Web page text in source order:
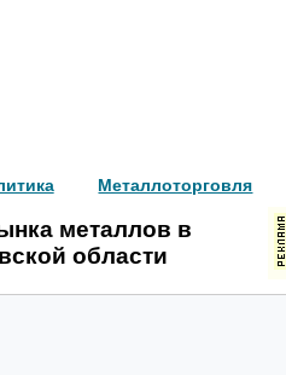
Металлоторговля
металлов в
области